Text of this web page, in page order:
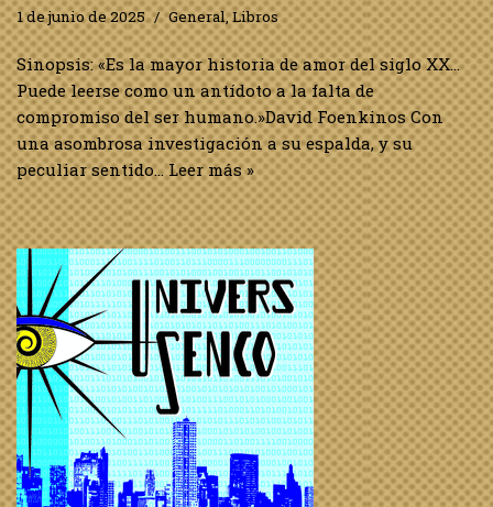
1 de junio de 2025 General,Libros
Sinopsis: «Es la mayor historia de amor del siglo XX…
Puede leerse como un antídoto a la falta de
compromiso del ser humano.»David Foenkinos Con
una asombrosa investigación a su espalda, y su
peculiar sentido…Leer más »